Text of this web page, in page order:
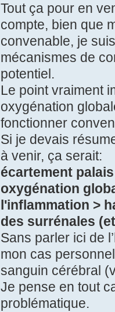
Tout ça pour en
compte, bien que
convenable, je
mécanismes de
potentiel.
Le point vraiment
oxygénation
fonctionner
Si je devais
à venir, ça serait:
écartement
oxygénation
l'inflammation >
des surrénales
Sans parler ici de
mon cas
sanguin cérébral
Je pense en tout
problématique.